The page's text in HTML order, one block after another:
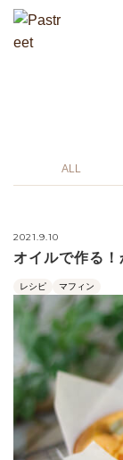
ALL
2021.9.10
オイルで作る
レシピ マフィン